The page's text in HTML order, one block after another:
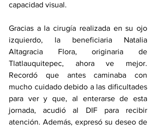
capacidad visual.
Gracias a la cirugía realizada en su ojo
izquierdo, la beneficiaria Natalia
Altagracia Flora, originaria de
Tlatlauquitepec, ahora ve mejor.
Recordó que antes caminaba con
mucho cuidado debido a las dificultades
para ver y que, al enterarse de esta
jornada, acudió al DIF para recibir
atención. Además, expresó su deseo de